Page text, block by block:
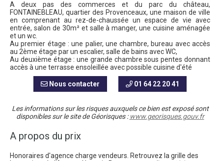
A deux pas des commerces et du parc du château,
FONTAINEBLEAU, quartier des Provenceaux, une maison de ville
en comprenant au rez-de-chaussée un espace de vie avec
entrée, salon de 30m² et salle à manger, une cuisine aménagée
et un wc.
Au premier étage : une palier, une chambre, bureau avec accès
au 2ème étage par un escalier, salle de bains avec WC,
Au deuxième étage : une grande chambre sous pentes donnant
accès à une terrasse ensoleillée avec possible cuisine d'été
Nous contacter 01 64 22 20 41
Les informations sur les risques auxquels ce bien est exposé sont
disponibles sur le site de Géorisques : www.georisques.gouv.fr
A propos du prix
Honoraires d'agence charge vendeurs. Retrouvez la grille des